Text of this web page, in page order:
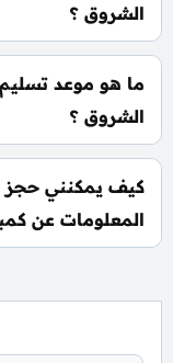
الشروق ؟
ما هو موعد تسليم
الشروق ؟
يتم تسليم
إمكانية
رغبة العميل.
كيف يمكنني حجز
المعلومات عن